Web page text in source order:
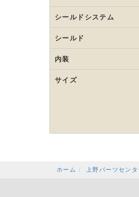
シールドシステム
シールド
内装
サイズ
ホーム 上野パーツセン